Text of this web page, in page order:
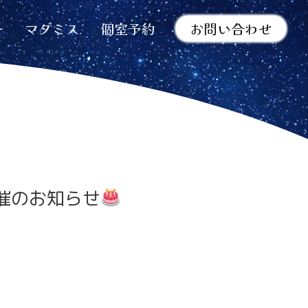
マダミス 個室予約 お問い合わせ
のお知らせ